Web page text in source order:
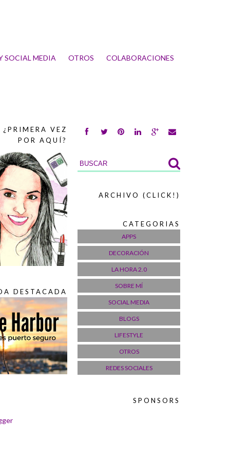
SOCIAL MEDIA OTROS COLABORACIONES
VEZ
POR AQUÍ?
DESTACADA
ARCHIVO (CLICK!)
►2014(59)
►diciembre
►noviembre(10)
►septiembre
►agosto(9)
►julio(11)
mayo(3)
►abril(3)
Frases de
Un café de 5 minutos
CATEGORIAS
APPS
DECORACIÓN
LA HORA 2.0
SOBRE MÍ
SOCIAL MEDIA
BLOGS
LIFESTYLE
OTROS
REDES SOCIALES
SPONSORS